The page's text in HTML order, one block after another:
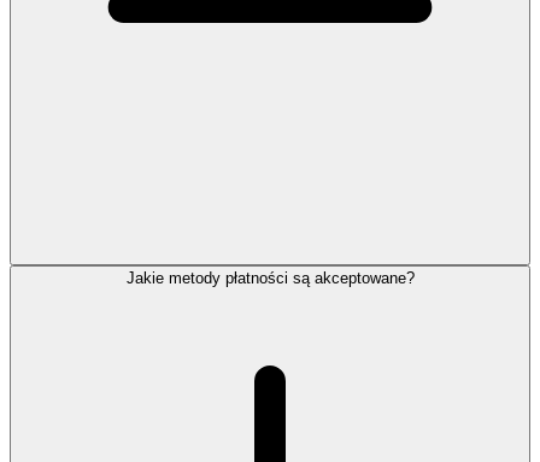
Jakie metody płatności są akceptowane?